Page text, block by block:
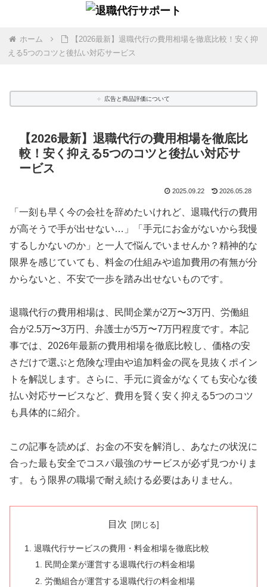
ホーム
【2026最新】退職代行の費用相場を徹底比較！安く抑
える5つのコツと後払い対応サービス
広告と商品評価について
【2026最新】退職代行の費用相場を徹底比
較！安く抑える5つのコツと後払い対応サ
ービス
2025.09.22 2026.05.28
「一刻も早く今の会社を辞めたいけれど、退職代行の費用
が高そうで手が出せない…」「手元にお金がないから我慢
するしかないのか」と一人で悩んでいませんか？精神的な
限界を感じていても、料金の仕組みや追加費用の有無が分
からないと、不安で一歩を踏み出せないものです。
退職代行の費用相場は、民間企業が2万〜3万円、労働組
合が2.5万〜3万円、弁護士が5万〜7万円程度です。本記
事では、2026年最新の費用相場を徹底比較し、価格の安
さだけで選ぶと危険な理由や追加料金の罠を見抜くポイン
トを解説します。さらに、手元に資金がなくても安心な後
払い対応サービスなど、費用を賢く安く抑える5つのコツ
も具体的に紹介。
この記事を読めば、お金の不安を解消し、あなたの状況に
合った最も安全でコスパ最強のサービスが必ず見つかりま
す。もう限界の職場で耐え続ける必要はありません。
目次
退職代行サービスの費用・料金相場を徹底比較
民間企業が運営する退職代行の料金相場
労働組合が運営する退職代行の料金相場